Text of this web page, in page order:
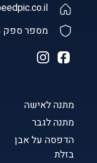
מתנה לאישה
מתנה לגבר
הדפסה על אבן
בזלת
מספר ספק משרד